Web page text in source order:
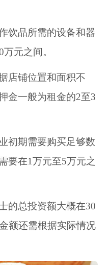
品所需的设备和器
元之间。
铺位置和面积不
金一般为租金的2至3
期需要购买足够数
要在1万元至5万元之
总投资额大概在30
额还需根据实际情况